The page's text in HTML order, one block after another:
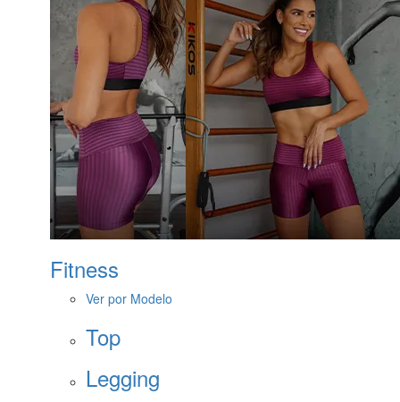
Fitness
Ver por Modelo
Top
Legging